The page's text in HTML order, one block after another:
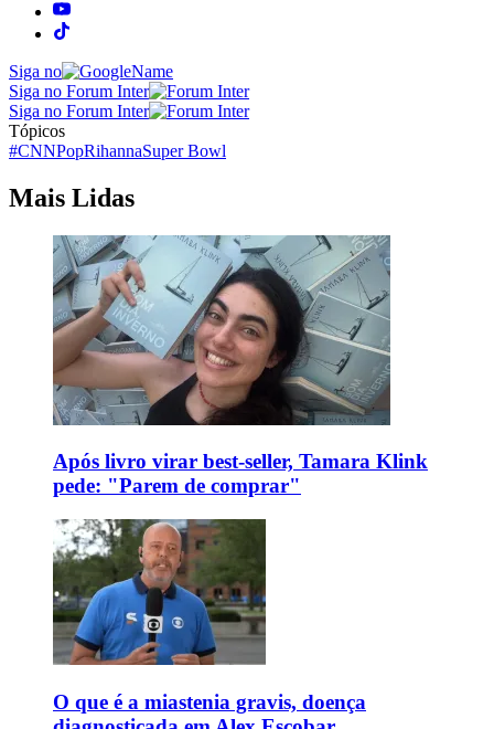
Siga no
Siga no Forum Inter
Siga no Forum Inter
Tópicos
#CNNPopRihannaSuper Bowl
Mais Lidas
Após livro virar best-seller, Tamara Klink
pede: "Parem de comprar"
O que é a miastenia gravis, doença